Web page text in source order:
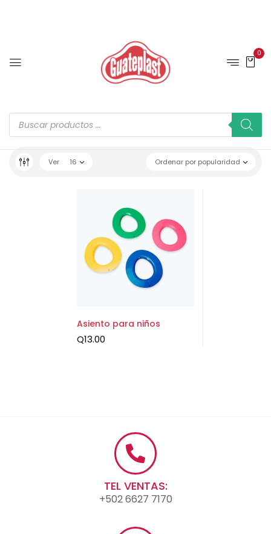
0
Ordenar por popularidad
Ver 16
Asiento para niños
Q13.00
TEL VENTAS:
+502 6627 7170